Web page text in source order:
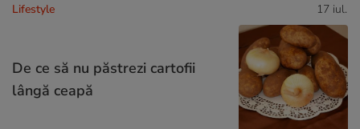
Lifestyle 17 iul.
De ce să nu păstrezi cartofii
lângă ceapă